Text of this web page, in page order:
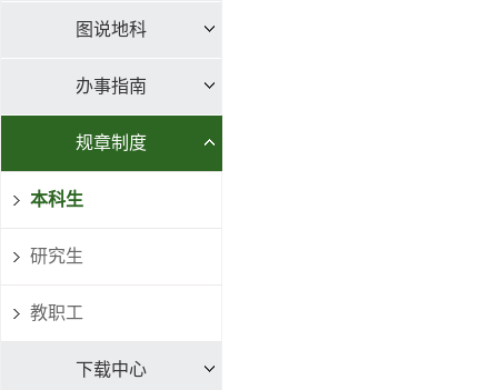
图说地科
办事指南
规章制度
本科生
研究生
教职工
下载中心